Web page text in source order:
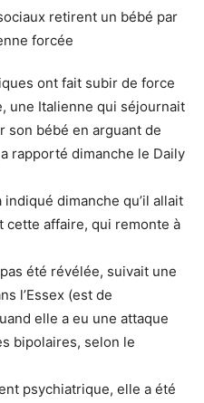
ont fait subir de force
une Italienne qui séjournait
bébé en arguant de
rapporté dimanche le Daily
dimanche qu’il allait
cette affaire, qui remonte à
pas été révélée, suivait une
l’Essex (est de
elle a eu une attaque
bipolaires, selon le
psychiatrique, elle a été